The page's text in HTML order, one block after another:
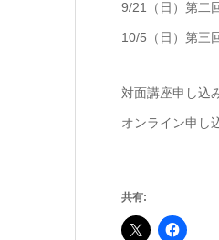
9/21（日）第二
10/5（日）第三
対面講座申し込
オンライン申し
共有: